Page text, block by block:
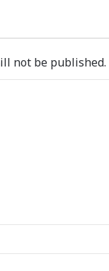
not be published.